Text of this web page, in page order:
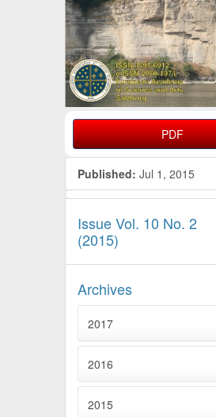
PDF
Published: Jul 1, 2015
Issue Vol. 10 No. 2
(2015)
Archives
2017
2016
2015